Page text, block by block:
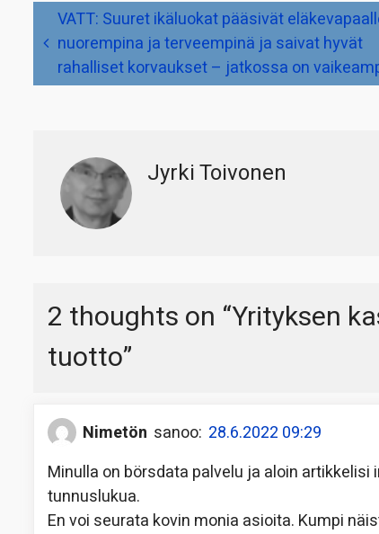
Artikkelien
selausVATT: Suuret ikäluokat pääsivät
nuorempina ja terveempinä ja saivat hyvät
rahalliset korvaukset – jatkossa on
Jyrki Toivonen
2 thoughts on “Yrityksen
tuotto”
Nimetön sanoo: 28.6.2022 09:29
Minulla on börsdata palvelu ja aloin
tunnuslukua.
En voi seurata kovin monia asioita. Kumpi